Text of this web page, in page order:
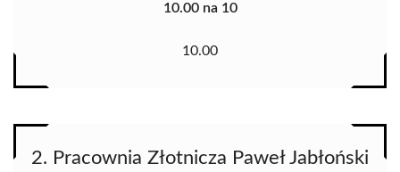
10.00 na 10
10.00
2. Pracownia Złotnicza Paweł Jabłoński